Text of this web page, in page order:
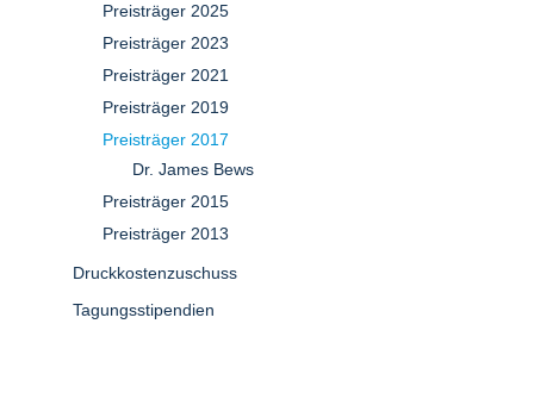
Preisträger 2025
Preisträger 2023
Preisträger 2021
Preisträger 2019
Preisträger 2017
Dr. James Bews
Preisträger 2015
Preisträger 2013
Druckkostenzuschuss
Tagungsstipendien